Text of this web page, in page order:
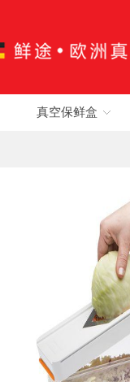
真空保鲜盒